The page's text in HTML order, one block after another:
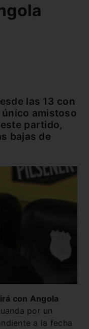
las 13 con
amistoso
partido,
bajas de
con Angola
por un
a la fecha